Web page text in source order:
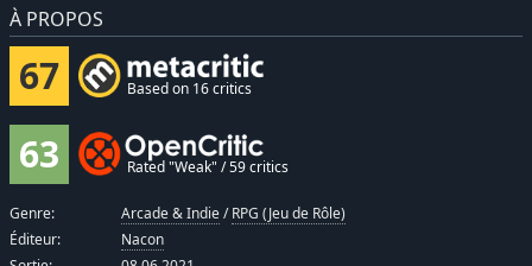
À PROPOS
67 Based on 16 critics
63 Rated "Weak" / 59 critics
Genre: Arcade & Indie/RPG (Jeu de Rôle)
Éditeur:
Nacon